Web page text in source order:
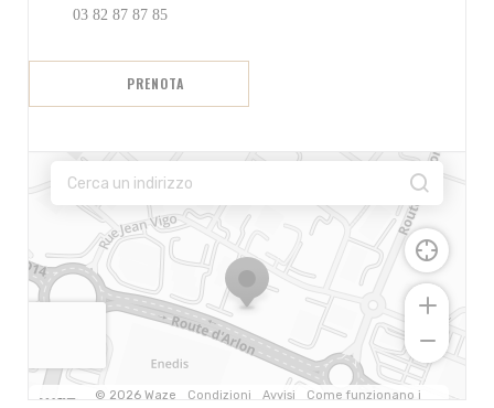
03 82 87 87 85
PRENOTA